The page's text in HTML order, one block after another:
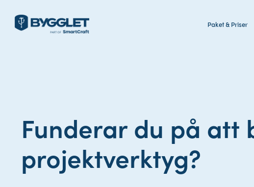
Paket & Priser
Funderar du på att
projektverktyg?